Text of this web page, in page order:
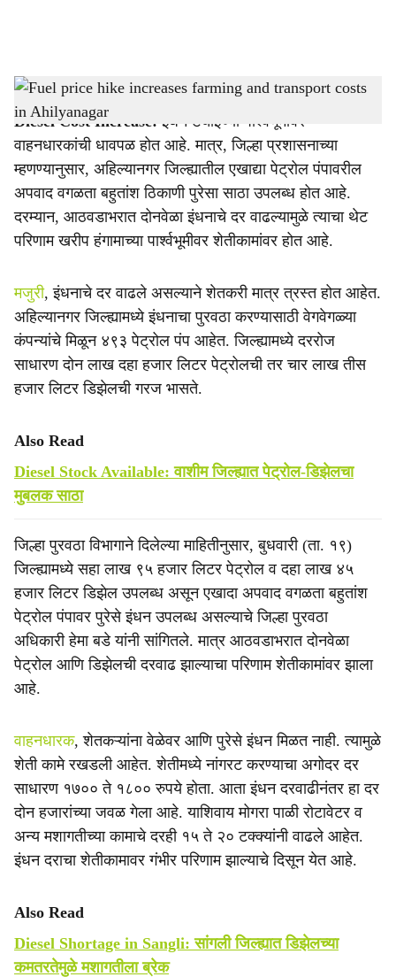
h
a
r
e
Fuel price hike increases farming and transport costs in Ahilyanagar-Agrowon
Diesel Cost Increase: इंधन टंचाईच्या पार्श्वभूमीवर
वाहनधारकांची धावपळ होत आहे. मात्र, जिल्हा प्रशासनाच्या
म्हणण्यानुसार, अहिल्यानगर जिल्ह्यातील एखाद्या पेट्रोल पंपावरील
अपवाद वगळता बहुतांश ठिकाणी पुरेसा साठा उपलब्ध होत आहे.
दरम्यान, आठवडाभरात दोनवेळा इंधनाचे दर वाढल्यामुळे त्याचा थेट
परिणाम खरीप हंगामाच्या पार्श्वभूमीवर शेतीकामांवर होत आहे.
मजुरी, इंधनाचे दर वाढले असल्याने शेतकरी मात्र त्रस्त होत आहेत.
अहिल्यानगर जिल्ह्यामध्ये इंधनाचा पुरवठा करण्यासाठी वेगवेगळ्या
कंपन्यांचे मिळून ४९३ पेट्रोल पंप आहेत. जिल्ह्यामध्ये दररोज
साधारण दोन लाख दहा हजार लिटर पेट्रोलची तर चार लाख तीस
हजार लिटर डिझेलची गरज भासते.
Also Read
Diesel Stock Available: वाशीम जिल्ह्यात पेट्रोल-डिझेलचा
मुबलक साठा
जिल्हा पुरवठा विभागाने दिलेल्या माहितीनुसार, बुधवारी (ता. १९)
जिल्ह्यामध्ये सहा लाख ९५ हजार लिटर पेट्रोल व दहा लाख ४५
हजार लिटर डिझेल उपलब्ध असून एखादा अपवाद वगळता बहुतांश
पेट्रोल पंपावर पुरेसे इंधन उपलब्ध असल्याचे जिल्हा पुरवठा
अधिकारी हेमा बडे यांनी सांगितले. मात्र आठवडाभरात दोनवेळा
पेट्रोल आणि डिझेलची दरवाढ झाल्याचा परिणाम शेतीकामांवर झाला
आहे.
वाहनधारक, शेतकऱ्यांना वेळेवर आणि पुरेसे इंधन मिळत नाही. त्यामुळे
शेती कामे रखडली आहेत. शेतीमध्ये नांगरट करण्याचा अगोदर दर
साधारण १७०० ते १८०० रुपये होता. आता इंधन दरवाढीनंतर हा दर
दोन हजारांच्या जवळ गेला आहे. याशिवाय मोगरा पाळी रोटावेटर व
अन्य मशागतीच्या कामाचे दरही १५ ते २० टक्क्यांनी वाढले आहेत.
इंधन दराचा शेतीकामावर गंभीर परिणाम झाल्याचे दिसून येत आहे.
Also Read
Diesel Shortage in Sangli: सांगली जिल्ह्यात डिझेलच्या
कमतरतेमुळे मशागतीला ब्रेक